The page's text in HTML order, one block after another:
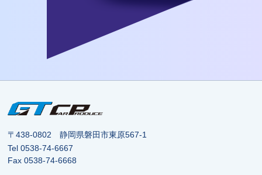
〒438-0802 静岡県磐田市東原567-1
Tel0538-74-6667
Fax 0538-74-6668